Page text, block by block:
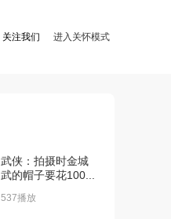
关注我们 进入关怀模式
武侠：拍摄时金城
武的帽子要花100...
537播放